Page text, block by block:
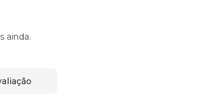
ainda.